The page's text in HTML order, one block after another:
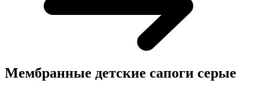
Мембранные детские сапоги серые